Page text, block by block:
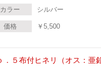
カラー シルバー
価格 ￥ 5,500
．５布付ヒネリ（オス：亜